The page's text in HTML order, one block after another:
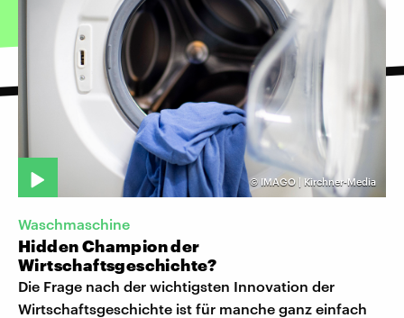
© IMAGO | Kirchner-Media
Waschmaschine
Hidden Champion der
Wirtschaftsgeschichte?
Die Frage nach der wichtigsten Innovation der
Wirtschaftsgeschichte ist für manche ganz einfach